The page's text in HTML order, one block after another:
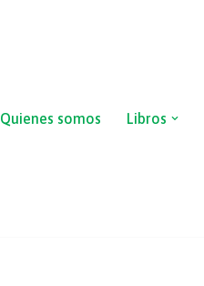
Quienes somos
Libros